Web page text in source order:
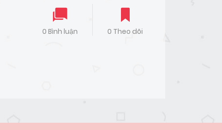
0 Bình luận 0 Theo dõi